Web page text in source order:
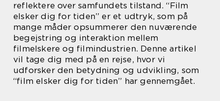
reflektere over samfundets tilstand. “Film
elsker dig for tiden” er et udtryk, som på
mange måder opsummerer den nuværende
begejstring og interaktion mellem
filmelskere og filmindustrien. Denne artikel
vil tage dig med på en rejse, hvor vi
udforsker den betydning og udvikling, som
“film elsker dig for tiden” har gennemgået.